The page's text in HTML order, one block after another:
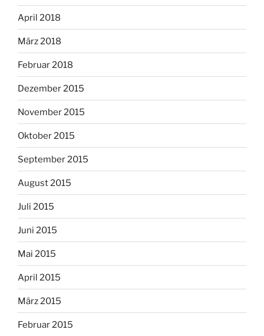
April 2018
März 2018
Februar 2018
Dezember 2015
November 2015
Oktober 2015
September 2015
August 2015
Juli 2015
Juni 2015
Mai 2015
April 2015
März 2015
Februar 2015